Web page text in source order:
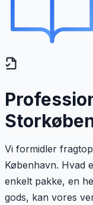
Vi formidler
København. Hvad
enkelt pakke, en
gods, kan vores